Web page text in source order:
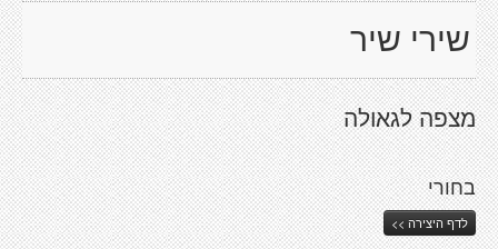
שירי שיר
מצפה לגאולה
בחורי
לדף היצירה >>